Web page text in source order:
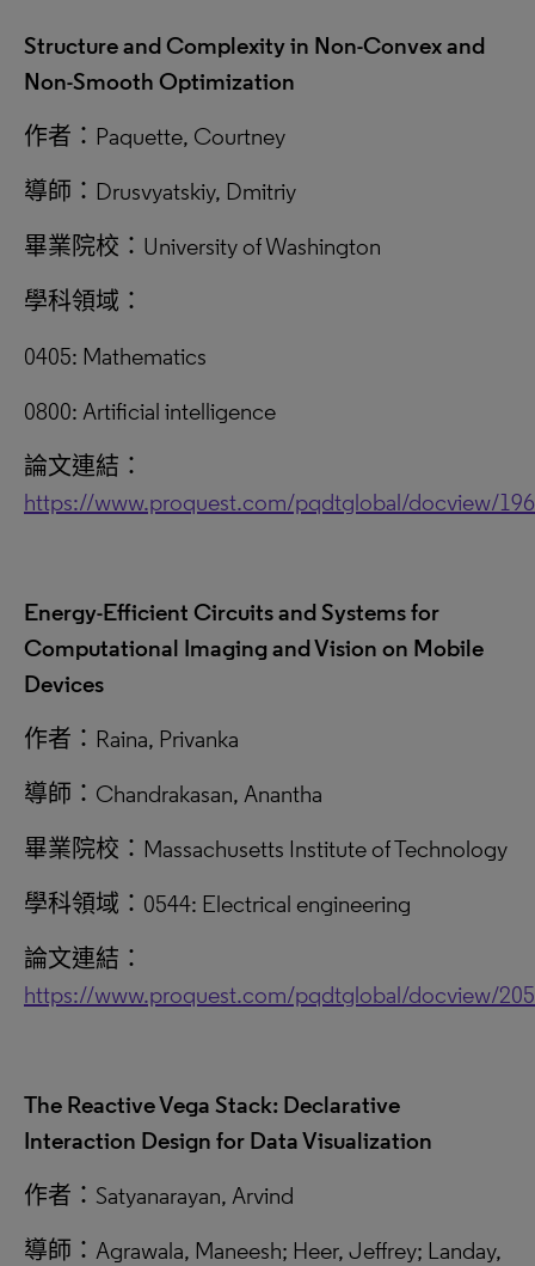
Structure and Complexity in Non-Convex and
Non-Smooth Optimization
作者：Paquette, Courtney
導師：Drusvyatskiy, Dmitriy
畢業院校：University of Washington
學科領域：
0405: Mathematics
0800: Artificial intelligence
論文連結：
https://www.proquest.com/pqdtglobal/docview/
Energy-Efficient Circuits and Systems for
Computational Imaging and Vision on Mobile
Devices
作者：Raina, Privanka
導師：Chandrakasan, Anantha
畢業院校：Massachusetts Institute of Technology
學科領域：0544: Electrical engineering
論文連結：
https://www.proquest.com/pqdtglobal/docview/
The Reactive Vega Stack: Declarative
Interaction Design for Data Visualization
作者：Satyanarayan, Arvind
導師：Agrawala, Maneesh; Heer, Jeffrey; Landay,